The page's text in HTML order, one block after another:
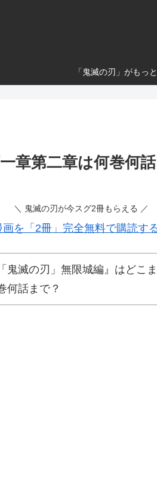
「鬼滅の刃」がもっ
章第二章は何巻何話
＼ 鬼滅の刃が今スグ2冊もらえる ／
画を「2冊」完全無料で購読す
鬼滅の刃」無限城編』はどこ
何話まで？